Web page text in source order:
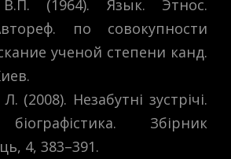
(1964). Язык. Этнос.
по совокупности
ученой степени канд.
(2008). Незабутні зустрічі.
Збірник
4, 383–391.